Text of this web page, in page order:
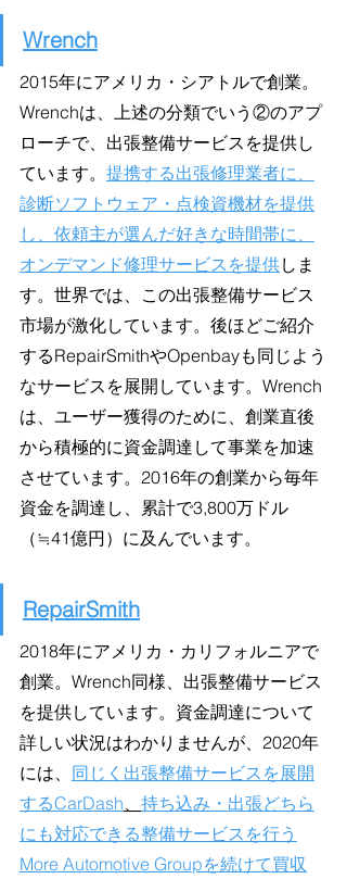
Wrench
2015年にアメリカ・シアトルで創業。
Wrenchは、上述の分類でいう②のアプ
ローチで、出張整備サービスを提供し
ています。 提携する出張修理業者に、
診断ソフトウェア・点検資機材を提供
し、依頼主が選んだ好きな時間帯に、
オンデマンド修理サービスを提供しま
す。世界では、この出張整備サービス
市場が激化しています。後ほどご紹介
するRepairSmithやOpenbayも同じよう
なサービスを展開しています。Wrench
は、ユーザー獲得のために、創業直後
から積極的に資金調達して事業を加速
させています。2016年の創業から毎年
資金を調達し、累計で3,800万ドル
（≒41億円）に及んでいます。
RepairSmith
2018年にアメリカ・カリフォルニアで
創業。Wrench同様、出張整備サービス
を提供しています。資金調達について
詳しい状況はわかりませんが、2020年
には、 同じく出張整備サービスを展開
するCarDash、 持ち込み・出張どちら
にも対応できる整備サービスを行う
More Automotive Groupを続けて買収